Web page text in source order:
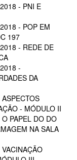
- PNI E
- POP EM
197
- REDE DE
-
DA
- MÓDULO II
PAPEL DO DO
NA SALA